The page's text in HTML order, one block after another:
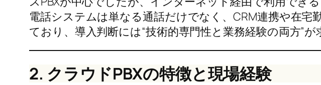
電話システムは単なる通話だけでなく、CRM連携や在
ており、導入判断には“技術的専門性と業務経験の両方”が
2. クラウドPBXの特徴と現場経験